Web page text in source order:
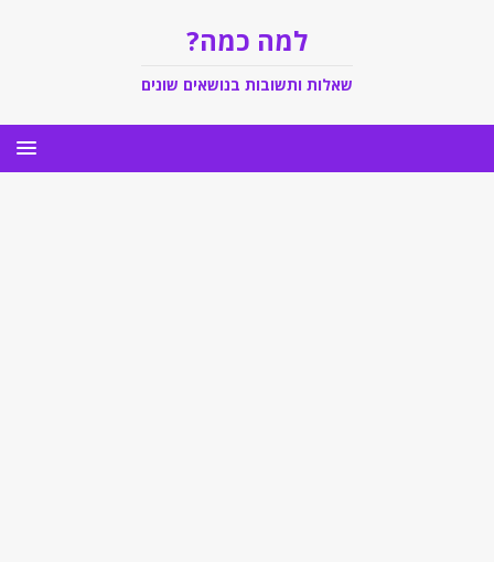
למה כמה?
שאלות ותשובות בנושאים שונים